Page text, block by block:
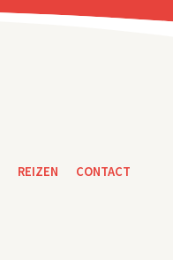
REIZEN CONTACT